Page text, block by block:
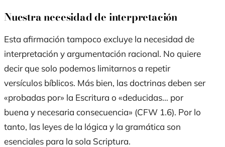
Nuestra necesidad de interpretación
Esta afirmación tampoco excluye la necesidad de
interpretación y argumentación racional. No quiere
decir que solo podemos limitarnos a repetir
versículos bíblicos. Más bien, las doctrinas deben ser
«probadas por» la Escritura o «deducidas… por
buena y necesaria consecuencia» (CFW 1.6). Por lo
tanto, las leyes de la lógica y la gramática son
esenciales para la sola Scriptura.